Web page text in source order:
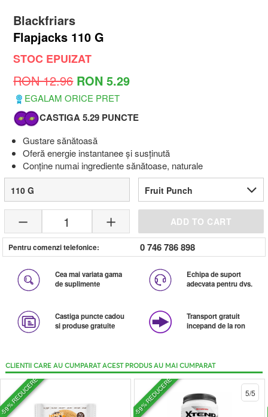
Blackfriars
Flapjacks 110 G
STOC EPUIZAT
RON 12.96 RON 5.29
EGALAM ORICE PRET
CASTIGA 5.29 PUNCTE
Gustare sănătoasă
Oferă energie instantanee și susținută
Conține numai ingrediente sănătoase, naturale
110 G Fruit Punch
1 ADD TO CART
Pentru comenzi telefonice: 0 746 786 898
Cea mai variata gama
de suplimente
Echipa de suport
adecvata pentru dvs.
Castiga puncte cadou
si produse gratuite
Transport gratuit
incepand de la ron
CLIENTII CARE AU CUMPARAT ACEST PRODUS AU MAI CUMPARAT
REDUCERE -59% REDUCERE 5/5